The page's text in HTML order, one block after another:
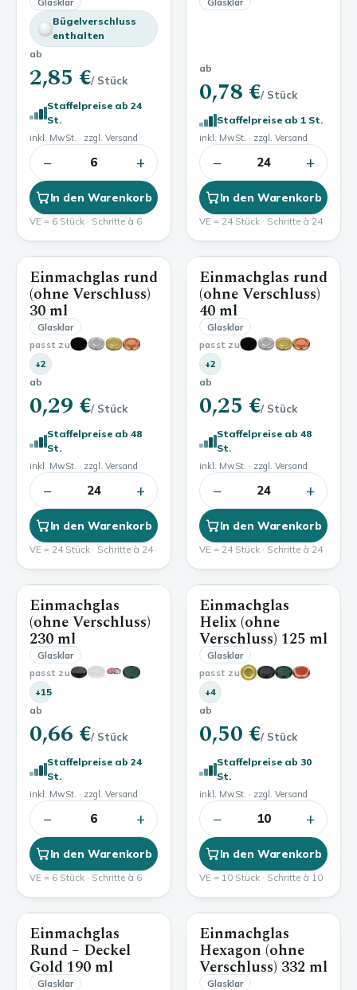
Bügelverschluss
enthalten
ab
2,85 €/ Stück
Staffelpreise ab 24
St.
inkl. MwSt. · zzgl. Versand
− 6 +
In den Warenkorb
VE = 6 Stück · Schritte à 6
ab
0,78 €/ Stück
Staffelpreise ab 1 St.
inkl. MwSt. · zzgl. Versand
− 24 +
In den Warenkorb
VE = 24 Stück · Schritte à 24
30 ml
Einmachglas rund
(ohne Verschluss)
30 ml
Glasklar
passt zu
+2
ab
0,29 €/ Stück
Staffelpreise ab 48
St.
inkl. MwSt. · zzgl. Versand
− 24 +
In den Warenkorb
VE = 24 Stück · Schritte à 24
40 ml
Einmachglas rund
(ohne Verschluss)
40 ml
Glasklar
passt zu
+2
ab
0,25 €/ Stück
Staffelpreise ab 48
St.
inkl. MwSt. · zzgl. Versand
− 24 +
In den Warenkorb
VE = 24 Stück · Schritte à 24
230 ml
Einmachglas
(ohne Verschluss)
230 ml
Glasklar
passt zu
+15
ab
0,66 €/ Stück
Staffelpreise ab 24
St.
inkl. MwSt. · zzgl. Versand
− 6 +
In den Warenkorb
VE = 6 Stück · Schritte à 6
125 ml
Einmachglas
Helix (ohne
Verschluss) 125 ml
Glasklar
passt zu
+4
ab
0,50 €/ Stück
Staffelpreise ab 30
St.
inkl. MwSt. · zzgl. Versand
− 10 +
In den Warenkorb
VE = 10 Stück · Schritte à 10
190 ml
Einmachglas
Rund – Deckel
Gold 190 ml
Glasklar
332 ml
Einmachglas
Hexagon (ohne
Verschluss) 332 ml
Glasklar